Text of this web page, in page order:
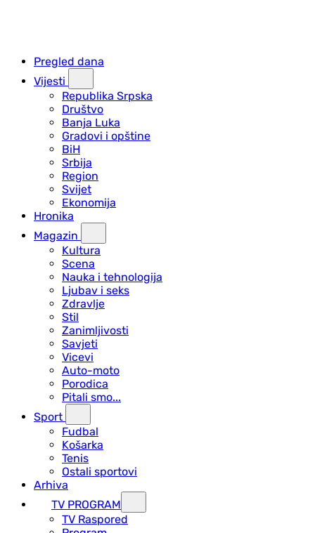
Pregled dana
Vijesti
Republika Srpska
Društvo
Banja Luka
Gradovi i opštine
BiH
Srbija
Region
Svijet
Ekonomija
Hronika
Magazin
Kultura
Scena
Nauka i tehnologija
Ljubav i seks
Zdravlje
Stil
Zanimljivosti
Savjeti
Vicevi
Auto-moto
Porodica
Pitali smo...
Sport
Fudbal
Košarka
Tenis
Ostali sportovi
Arhiva
TV PROGRAM
ТV Raspored